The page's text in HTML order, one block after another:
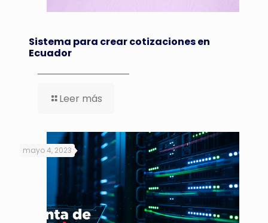
Sistema para crear cotizaciones en
Ecuador
Leer más
mayo 4, 2023